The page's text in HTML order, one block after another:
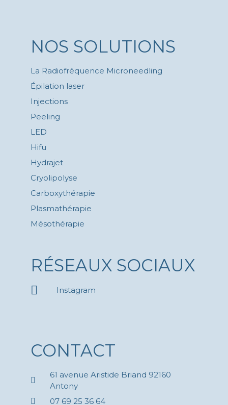
NOS SOLUTIONS
La Radiofréquence Microneedling
Épilation laser
Injections
Peeling
LED
Hifu
Hydrajet
Cryolipolyse
Carboxythérapie
Plasmathérapie
Mésothérapie
RÉSEAUX SOCIAUX
Instagram
CONTACT
61 avenue Aristide Briand 92160
Antony
07 69 25 36 64